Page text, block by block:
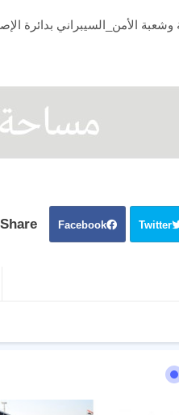
الأمن_السيبراني بدائرة
Facebook Twitter